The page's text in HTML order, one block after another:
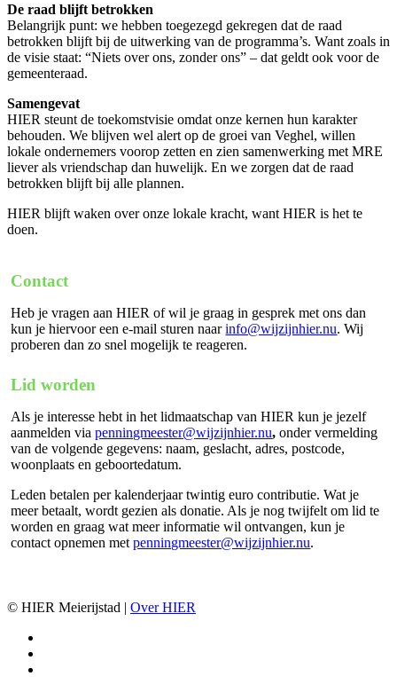
De raad blijft betrokken
Belangrijk punt: we hebben toegezegd gekregen dat de raad
betrokken blijft bij de uitwerking van de programma’s. Want zoals in
de visie staat: “Niets over ons, zonder ons” – dat geldt ook voor de
gemeenteraad.
Samengevat
HIER steunt de toekomstvisie omdat onze kernen hun karakter
behouden. We blijven wel alert op de groei van Veghel, willen
lokale ondernemers voorop zetten en zien samenwerking met MRE
liever als vriendschap dan huwelijk. En we zorgen dat de raad
betrokken blijft bij alle plannen.
HIER blijft waken over onze lokale kracht, want HIER is het te
doen.
Contact
Heb je vragen aan HIER of wil je graag in gesprek met ons dan
kun je hiervoor een e-mail sturen naarinfo@wijzijnhier.nu. Wij
proberen dan zo snel mogelijk te reageren.
Lid worden
Als je interesse hebt in het lidmaatschap van HIER kun je jezelf
aanmelden viapenningmeester@wijzijnhier.nu, onder vermelding
van de volgende gegevens: naam, geslacht, adres, postcode,
woonplaats en geboortedatum.
Leden betalen per kalenderjaar twintig euro contributie. Wat je
meer betaalt, wordt gezien als donatie. Als je nog twijfelt om lid te
worden en graag wat meer informatie wil ontvangen, kun je
contact opnemen metpenningmeester@wijzijnhier.nu.
© HIER Meierijstad | Over HIER